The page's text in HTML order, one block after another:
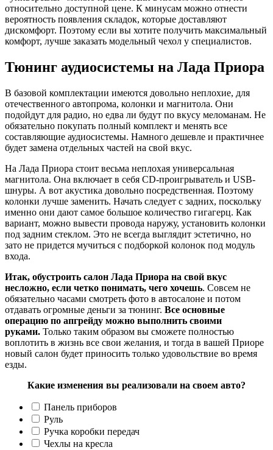
относительно доступной цене. К минусам можно отнести
вероятность появления складок, которые доставляют
дискомфорт. Поэтому если вы хотите получить максимальный
комфорт, лучше заказать модельный чехол у специалистов.
Тюнинг аудиосистемы на Лада Приора
В базовой комплектации имеются довольно неплохие, для
отечественного автопрома, колонки и магнитола. Они
подойдут для радио, но едва ли будут по вкусу меломанам. Не
обязательно покупать полный комплект и менять все
составляющие аудиосистемы. Намного дешевле и практичнее
будет замена отдельных частей на свой вкус.
На Лада Приора стоит весьма неплохая универсальная
магнитола. Она включает в себя СD-проигрыватель и USB-
шнуры. А вот акустика довольно посредственная. Поэтому
колонки лучше заменить. Начать следует с задних, поскольку
именно они дают самое большое количество гигагерц. Как
вариант, можно вывести провода наружу, установить колонки
под задним стеклом. Это не всегда выглядит эстетично, но
зато не придется мучиться с подборкой колонок под модуль
входа.
Итак, обустроить салон Лада Приора на свой вкус
несложно, если четко понимать, чего хочешь. Совсем не
обязательно часами смотреть фото в автосалоне и потом
отдавать огромные деньги за тюнинг. Все основные
операцию по апгрейду можно выполнить своими
руками. Только таким образом вы сможете полностью
воплотить в жизнь все свои желания, и тогда в вашей Приоре
новый салон будет приносить только удовольствие во время
езды.
Какие изменения вы реализовали на своем авто?
Панель приборов
Руль
Ручка коробки передач
Чехлы на кресла